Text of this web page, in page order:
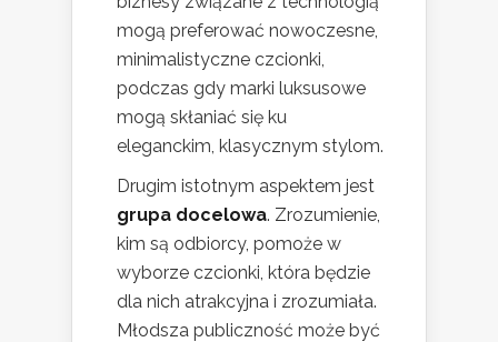
mogą preferować nowoczesne,
minimalistyczne czcionki,
podczas gdy marki luksusowe
mogą skłaniać się ku
eleganckim, klasycznym stylom.
Drugim istotnym aspektem jest
grupa docelowa. Zrozumienie,
kim są odbiorcy, pomoże w
wyborze czcionki, która będzie
dla nich atrakcyjna i zrozumiała.
Młodsza publiczność może być